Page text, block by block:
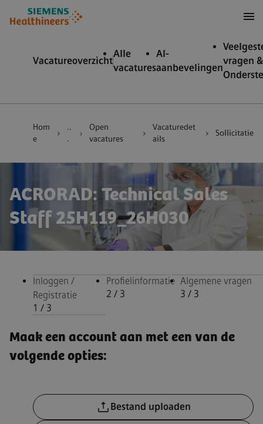
over
footer
Vacatureoverzicht
Alle
vacatures
AI-
aanbevelingen
vragen &
Hom
e
..
.
Open
vacatures
Vacaturedet
ails
Sollicitatie
ACRORAD: Technical Sales
Staff 25H119_26H030
Inloggen /
Registratie
1 / 3
Profielinformatie
2/ 3
Algemene vragen
3 / 3
Maak een account aan met een van de
volgende opties:
Bestand uploaden
CV-bestand uploaden